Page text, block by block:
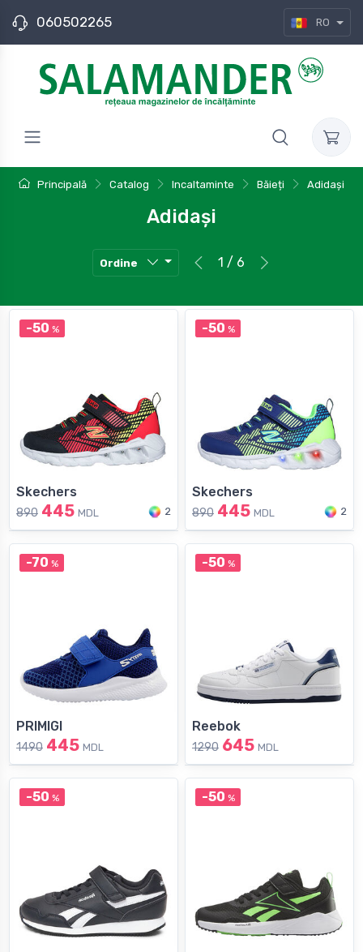
060502265 RO
Principală Catalog Incaltaminte Băieți Adidași
Adidași
Ordine 1 / 6
-50 %
Skechers
890 445 MDL 2
-50 %
Skechers
890 445 MDL 2
-70 %
PRIMIGI
1490 445 MDL
-50 %
Reebok
1290 645 MDL
-50 % -50 %